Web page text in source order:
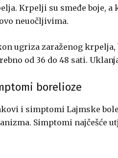
Krpelji su smeđe boje, a
neuočljivima.
ugriza zaraženog
od 36 do 48 sati.
borelioze
i simptomi Lajmske
Simptomi najčešće